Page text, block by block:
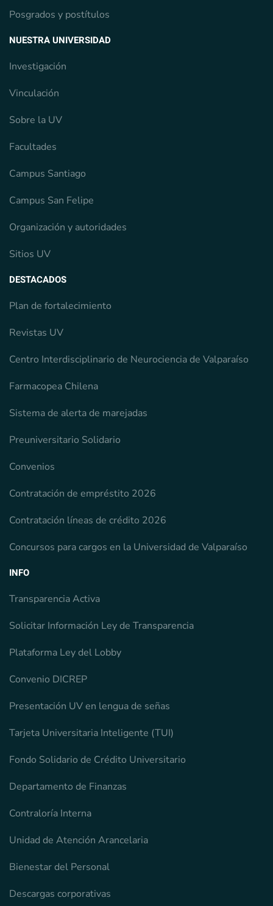
Posgrados y postítulos
NUESTRA UNIVERSIDAD
Investigación
Vinculación
Sobre la UV
Facultades
Campus Santiago
Campus San Felipe
Organización y autoridades
Sitios UV
DESTACADOS
Plan de fortalecimiento
Revistas UV
Centro Interdisciplinario de Neurociencia de Valparaíso
Farmacopea Chilena
Sistema de alerta de marejadas
Preuniversitario Solidario
Convenios
Contratación de empréstito 2026
Contratación líneas de crédito 2026
Concursos para cargos en la Universidad de Valparaíso
INFO
Transparencia Activa
Solicitar Información Ley de Transparencia
Plataforma Ley del Lobby
Convenio DICREP
Presentación UV en lengua de señas
Tarjeta Universitaria Inteligente (TUI)
Fondo Solidario de Crédito Universitario
Departamento de Finanzas
Contraloría Interna
Unidad de Atención Arancelaria
Bienestar del Personal
Descargas corporativas